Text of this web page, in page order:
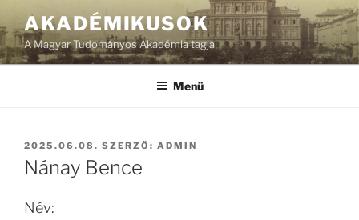
AKADÉMIKUSOK
A Magyar Tudományos Akadémia tagjai
Menü
BEKÜLDVE:
2025.06.08. SZERZŐ: ADMIN
Nánay Bence
Név: